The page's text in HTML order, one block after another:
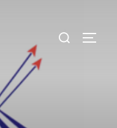
Rechercher :